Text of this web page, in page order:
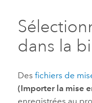
dans la
Desfichiers de
(Importer la mise
enregistrées au